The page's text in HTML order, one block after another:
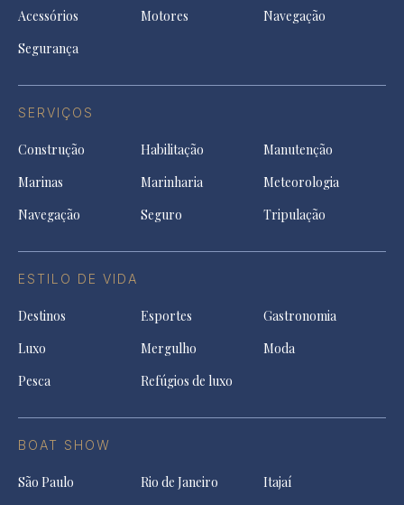
Acessórios Motores
Navegação
Segurança
SERVIÇOS
Construção Habilitação
Manutenção
Marinas
Marinharia
Meteorologia
Navegação
Seguro Tripulação
ESTILO DE VIDA
Destinos Esportes
Gastronomia
Luxo
Mergulho
Moda
Pesca
Refúgios de luxo
BOAT SHOW
São Paulo Rio de Janeiro
Itajaí